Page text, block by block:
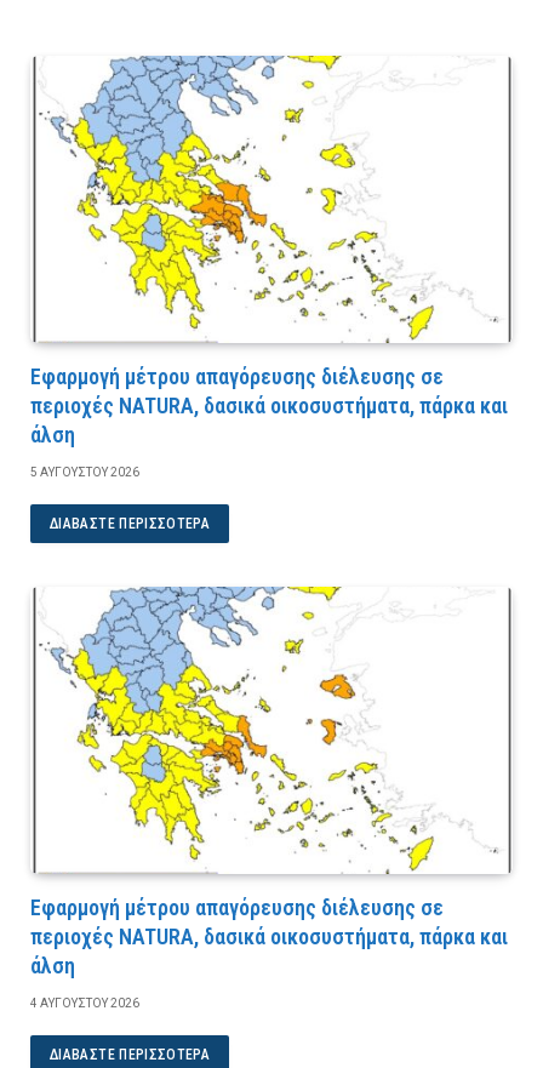
Εφαρμογή μέτρου απαγόρευσης διέλευσης σε
περιοχές NATURA, δασικά οικοσυστήματα, πάρκα και
άλση
5 ΑΥΓΟΎΣΤΟΥ 2026
ΔΙΑΒΆΣΤΕ ΠΕΡΙΣΣΌΤΕΡΑ
Εφαρμογή μέτρου απαγόρευσης διέλευσης σε
περιοχές NATURA, δασικά οικοσυστήματα, πάρκα και
άλση
4 ΑΥΓΟΎΣΤΟΥ 2026
ΔΙΑΒΆΣΤΕ ΠΕΡΙΣΣΌΤΕΡΑ